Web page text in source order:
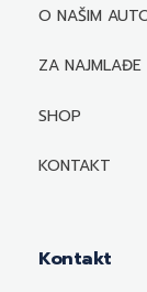
O NAŠIM
Biografije
Mediji o
ZA NAJMLAĐE
SHOP
KONTAKT
Kontakt